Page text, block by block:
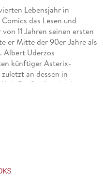
Lebensjahr in
das Lesen und
11 Jahren seinen ersten
er Mitte der 90er Jahre als
Albert Uderzos
künftiger Asterix-
an dessen in
De Gaulle à la plage ,
er 1973 im
Conrad zahlreicher Comic-
der erfahrensten
Landen, der unter